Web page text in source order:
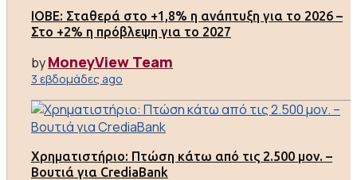
ΙΟΒΕ: Σταθερά στο +1,8% η ανάπτυξη για το 2026 –
Στο +2% η πρόβλεψη για το 2027
byMoneyView Team
3 εβδομάδες ago
Χρηματιστήριο: Πτώση κάτω από τις 2.500 μον. –
Βουτιά για CrediaBank